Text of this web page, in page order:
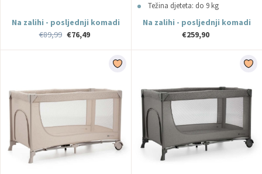
Na zalihi - posljednji komadi
€89,99 €76,49
Težina djeteta: do 9 kg
Na zalihi - posljednji komadi
€259,90